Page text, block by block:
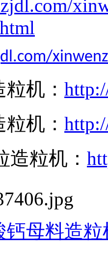
粒机 ：
粒机 ：
造粒机 ：
钙母料造